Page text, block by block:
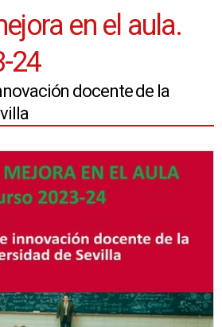
en el aula.
24
docente de la